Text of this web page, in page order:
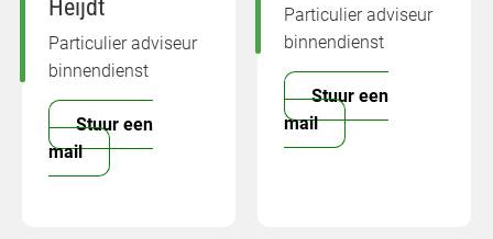
Heijdt
Particulier adviseur
binnendienst
Stuur een
mail
Particulier adviseur
binnendienst
Stuur een
mail